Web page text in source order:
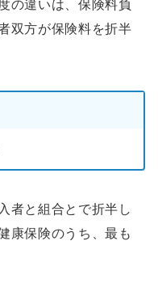
の違いは、保険料負
双方が保険料を折半
者と組合とで折半し
康保険のうち、最も